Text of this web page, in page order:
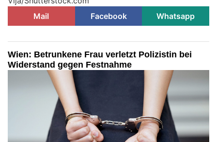
Mail
Facebook Whatsapp
Wien: Betrunkene Frau verletzt Polizistin bei
Widerstand gegen Festnahme